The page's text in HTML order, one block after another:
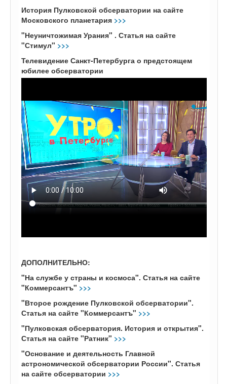
История Пулковской обсерватории на сайте
Московского планетария >>>
"Неуничтожимая Урания" . Статья на сайте
"Стимул" >>>
Телевидение Санкт-Петербурга о предстоящем
юбилее обсерватории
ДОПОЛНИТЕЛЬНО:
"На службе у страны и космоса".Статья на сайте
"Коммерсантъ" >>>
"Второе рождение Пулковской обсерватории".
Статья на сайте "Коммерсантъ" >>>
"Пулковская обсерватория. История и открытия".
Статья на сайте "Ратник" >>>
"Основание и деятельность Главной
астрономической обсерватории России". Статья
на сайте обсерватории >>>